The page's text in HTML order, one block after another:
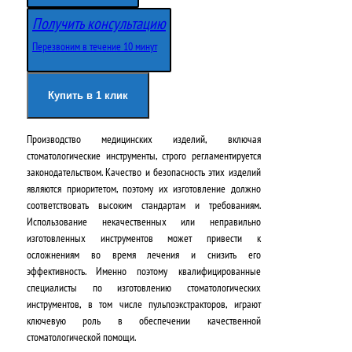
в
о
ч
а
л
ь
н
а
я
ц
е
у
щ
я
ц
н
а
:
4
4
0
0
Получить консультацию
Перезвоним в течение 10 минут
Купить в 1 клик
Производство медицинских изделий, включая
стоматологические инструменты, строго регламентируется
законодательством. Качество и безопасность этих изделий
являются приоритетом, поэтому их изготовление должно
соответствовать высоким стандартам и требованиям.
Использование некачественных или неправильно
изготовленных инструментов может привести к
осложнениям во время лечения и снизить его
эффективность. Именно поэтому квалифицированные
специалисты по изготовлению стоматологических
инструментов, в том числе пульпоэкстракторов, играют
ключевую роль в обеспечении качественной
стоматологической помощи.